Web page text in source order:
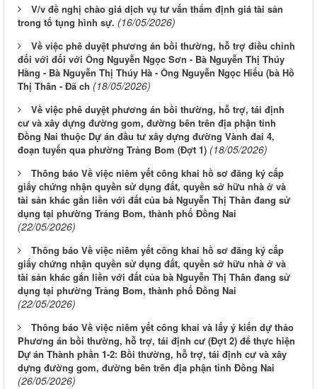
V/v đề nghị chào giá dịch vụ tư vấn thẩm định giá tài sản
trong tố tụng hình sự. (16/05/2026)
Về việc phê duyệt phương án bồi thường, hỗ trợ điều chỉnh
đối với đối với Ông Nguyễn Ngọc Sơn - Bà Nguyễn Thị Thúy
Hằng - Bà Nguyễn Thị Thúy Hà - Ông Nguyễn Ngọc Hiếu (bà Hồ
Thị Thân - Đã ch (18/05/2026)
Về việc phê duyệt phương án bồi thường, hỗ trợ, tái định
cư và xây dựng đường gom, đường bên trên địa phận tỉnh
Đồng Nai thuộc Dự án đầu tư xây dựng đường Vành đai 4,
đoạn tuyến qua phường Trảng Bom (Đợt 1) (18/05/2026)
Thông báo Về việc niêm yết công khai hồ sơ đăng ký cấp
giấy chứng nhận quyền sử dụng đất, quyền sở hữu nhà ở và
tài sản khác gắn liền với đất của bà Nguyễn Thị Thân đang sử
dụng tại phường Trảng Bom, thành phố Đồng Nai
(22/05/2026)
Thông báo Về việc niêm yết công khai hồ sơ đăng ký cấp
giấy chứng nhận quyền sử dụng đất, quyền sở hữu nhà ở và
tài sản khác gắn liền với đất của bà Nguyễn Thị Thân đang sử
dụng tại phường Trảng Bom, thành phố Đồng Nai
(22/05/2026)
Thông báo Về việc niêm yết công khai và lấy ý kiến dự thảo
Phương án bồi thường, hỗ trợ, tái định cư (Đợt 2) để thực hiện
Dự án Thành phần 1-2: Bồi thường, hỗ trợ, tái định cư và xây
dựng đường gom, đường bên trên địa phận tỉnh Đồng Nai
(26/05/2026)